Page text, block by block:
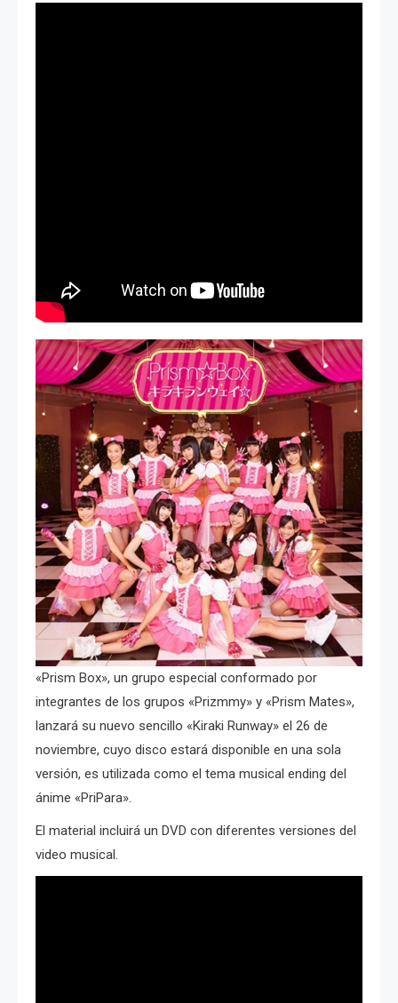
«Prism Box», un grupo especial conformado por
integrantes de los grupos «Prizmmy» y «Prism Mates»,
lanzará su nuevo sencillo «Kiraki Runway» el 26 de
noviembre, cuyo disco estará disponible en una sola
versión, es utilizada como el tema musical ending del
ánime «PriPara».
El material incluirá un DVD con diferentes versiones del
video musical.